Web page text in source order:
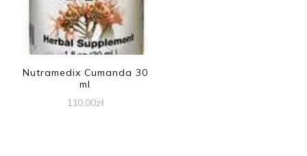
Nutramedix Cumanda 30
ml
110,00zł